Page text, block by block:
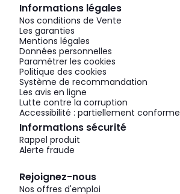
Informations légales
Nos conditions de Vente
Les garanties
Mentions légales
Données personnelles
Paramétrer les cookies
Politique des cookies
Système de recommandation
Les avis en ligne
Lutte contre la corruption
Accessibilité : partiellement conforme
Informations sécurité
Rappel produit
Alerte fraude
Rejoignez-nous
Nos offres d'emploi